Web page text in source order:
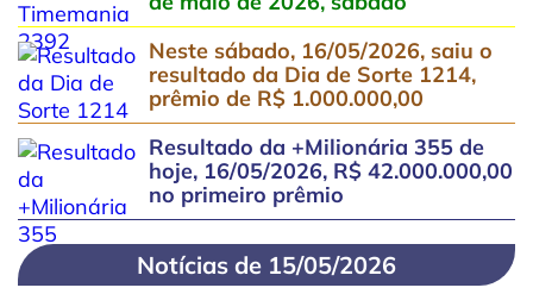
Neste sábado, 16/05/2026, saiu o
resultado da Dia de Sorte 1214,
prêmio de R$ 1.000.000,00
Resultado da +Milionária 355 de
hoje, 16/05/2026, R$ 42.000.000,00
no primeiro prêmio
Notícias de 15/05/2026